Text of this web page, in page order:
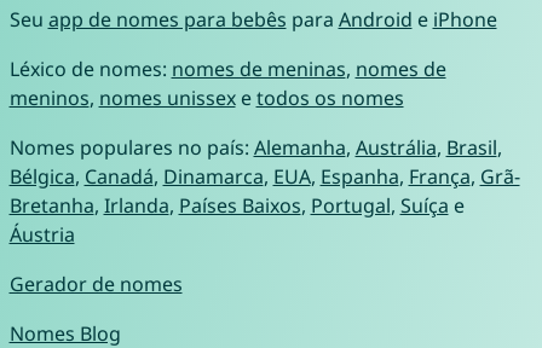
Seu app de nomes para bebês para Android e iPhone
Léxico de nomes: nomes de meninas, nomes de
meninos, nomes unissexetodos os nomes
Nomes populares no país: Alemanha, Austrália, Brasil,
Bélgica, Canadá, Dinamarca, EUA, Espanha, França, Grã-
Bretanha, Irlanda, Países Baixos, Portugal, Suíça e
Áustria
Gerador de nomes
Nomes Blog